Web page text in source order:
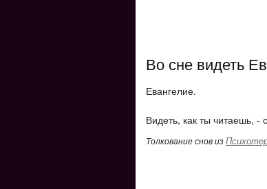
Во сне видеть
Евангелие.
Видеть, как ты читаешь, -
Толкование снов из